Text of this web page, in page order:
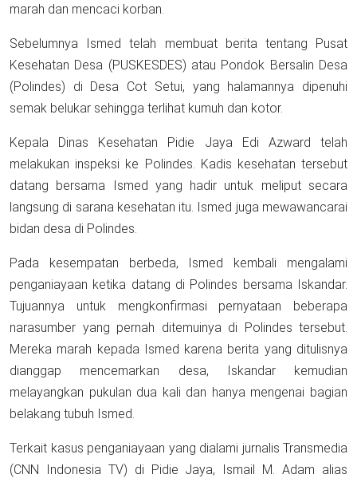
marah dan mencaci korban.
Sebelumnya Ismed telah membuat berita tentang Pusat
Kesehatan Desa (PUSKESDES) atau Pondok Bersalin Desa
(Polindes) di Desa Cot Setui, yang halamannya dipenuhi
semak belukar sehingga terlihat kumuh dan kotor.
Kepala Dinas Kesehatan Pidie Jaya Edi Azward telah
melakukan inspeksi ke Polindes. Kadis kesehatan tersebut
datang bersama Ismed yang hadir untuk meliput secara
langsung di sarana kesehatan itu. Ismed juga mewawancarai
bidan desa di Polindes.
Pada kesempatan berbeda, Ismed kembali mengalami
penganiayaan ketika datang di Polindes bersama Iskandar.
Tujuannya untuk mengkonfirmasi pernyataan beberapa
narasumber yang pernah ditemuinya di Polindes tersebut.
Mereka marah kepada Ismed karena berita yang ditulisnya
dianggap mencemarkan desa, Iskandar kemudian
melayangkan pukulan dua kali dan hanya mengenai bagian
belakang tubuh Ismed.
Terkait kasus penganiayaan yang dialami jurnalis Transmedia
(CNN Indonesia TV) di Pidie Jaya, Ismail M. Adam alias